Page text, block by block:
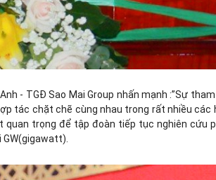
- TGĐ Sao Mai Group nhấn mạnh :”Sự
tác chặt chẽ cùng nhau trong rất nhiều
trọng để tập đoàn tiếp tục nghiên